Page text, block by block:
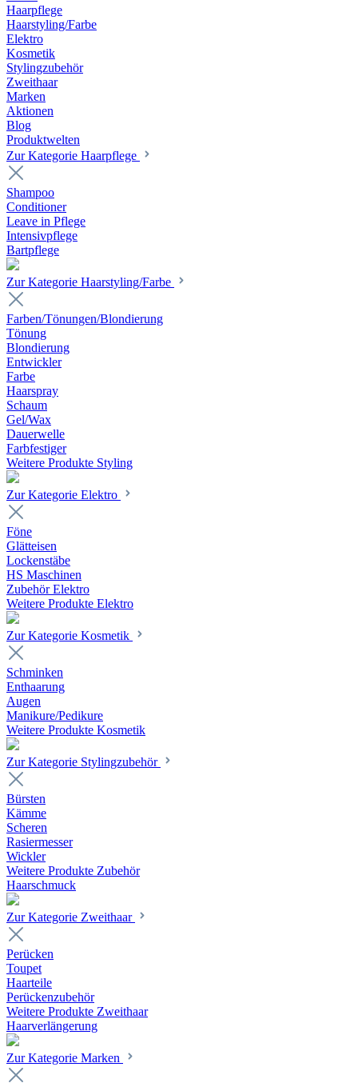
Haarpflege
Haarstyling/Farbe
Elektro
Kosmetik
Stylingzubehör
Zweithaar
Marken
Aktionen
Blog
Produktwelten
Zur Kategorie Haarpflege
Shampoo
Conditioner
Leave in Pflege
Intensivpflege
Bartpflege
Zur Kategorie Haarstyling/Farbe
Farben/Tönungen/Blondierung
Tönung
Blondierung
Entwickler
Farbe
Haarspray
Schaum
Gel/Wax
Dauerwelle
Farbfestiger
Weitere Produkte Styling
Zur Kategorie Elektro
Föne
Glätteisen
Lockenstäbe
HS Maschinen
Zubehör Elektro
Weitere Produkte Elektro
Zur Kategorie Kosmetik
Schminken
Enthaarung
Augen
Manikure/Pedikure
Weitere Produkte Kosmetik
Zur Kategorie Stylingzubehör
Bürsten
Kämme
Scheren
Rasiermesser
Wickler
Weitere Produkte Zubehör
Haarschmuck
Zur Kategorie Zweithaar
Perücken
Toupet
Haarteile
Perückenzubehör
Weitere Produkte Zweithaar
Haarverlängerung
Zur Kategorie Marken